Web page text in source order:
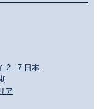
2 - 7 日本
ア